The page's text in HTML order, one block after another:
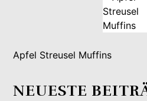
Apfel Streusel Muffins
NEUESTE